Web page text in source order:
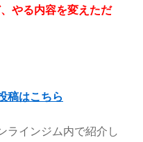
やる内容を変えただ
稿はこちら
ラインジム内で紹介し